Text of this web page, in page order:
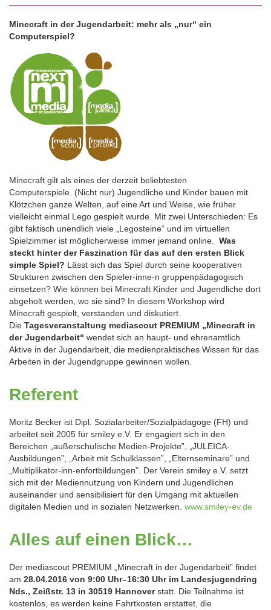
Minecraft in der Jugendarbeit: mehr als „nur“ ein
Computerspiel?
Minecraft gilt als eines der derzeit beliebtesten
Computerspiele. (Nicht nur) Jugendliche und Kinder bauen mit
Klötzchen ganze Welten, auf eine Art und Weise, wie früher
vielleicht einmal Lego gespielt wurde. Mit zwei Unterschieden: Es
gibt faktisch unendlich viele „Legosteine“ und im virtuellen
Spielzimmer ist möglicherweise immer jemand online. Was
steckt hinter der Faszination für das auf den ersten Blick
simple Spiel? Lässt sich das Spiel durch seine kooperativen
Strukturen zwischen den Spieler-inne-n gruppenpädagogisch
einsetzen? Wie können bei Minecraft Kinder und Jugendliche dort
abgeholt werden, wo sie sind? In diesem Workshop wird
Minecraft gespielt, verstanden und diskutiert.
Die Tagesveranstaltung mediascout PREMIUM „Minecraft in
der Jugendarbeit“ wendet sich an haupt- und ehrenamtlich
Aktive in der Jugendarbeit, die medienpraktisches Wissen für das
Arbeiten in der Jugendgruppe gewinnen wollen.
Referent
Moritz Becker ist Dipl. Sozialarbeiter/Sozialpädagoge (FH) und
arbeitet seit 2005 für smiley e.V. Er engagiert sich in den
Bereichen „außerschulische Medien-Projekte”, „JULEICA-
Ausbildungen”, „Arbeit mit Schulklassen”, „Elternseminare” und
„Multiplikator-inn-enfortbildungen”. Der Verein smiley e.V. setzt
sich mit der Mediennutzung von Kindern und Jugendlichen
auseinander und sensibilisiert für den Umgang mit aktuellen
digitalen Medien und in sozialen Netzwerken. www.smiley-ev.de
Alles auf einen Blick…
Der mediascout PREMIUM „Minecraft in der Jugendarbeit” findet
am 28.04.2016 von 9:00 Uhr–16:30 Uhr im Landesjugendring
Nds., Zeißstr. 13 in 30519 Hannoverstatt. Die Teilnahme ist
kostenlos, es werden keine Fahrtkosten erstattet, die